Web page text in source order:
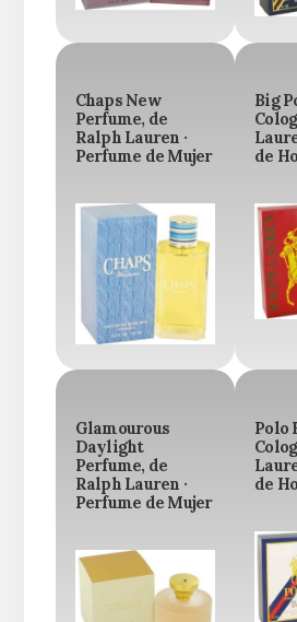
Chaps New
Perfume, de
Ralph Lauren ·
Perfume de Mujer
Big
de
Glamourous
Daylight
Perfume, de
Ralph Lauren ·
Perfume de Mujer
Polo
de